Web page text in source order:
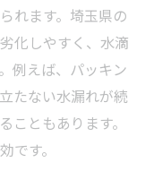
れます。埼玉県の
化しやすく、水滴
例えば、パッキン
たない水漏れが続
こともあります。
です。